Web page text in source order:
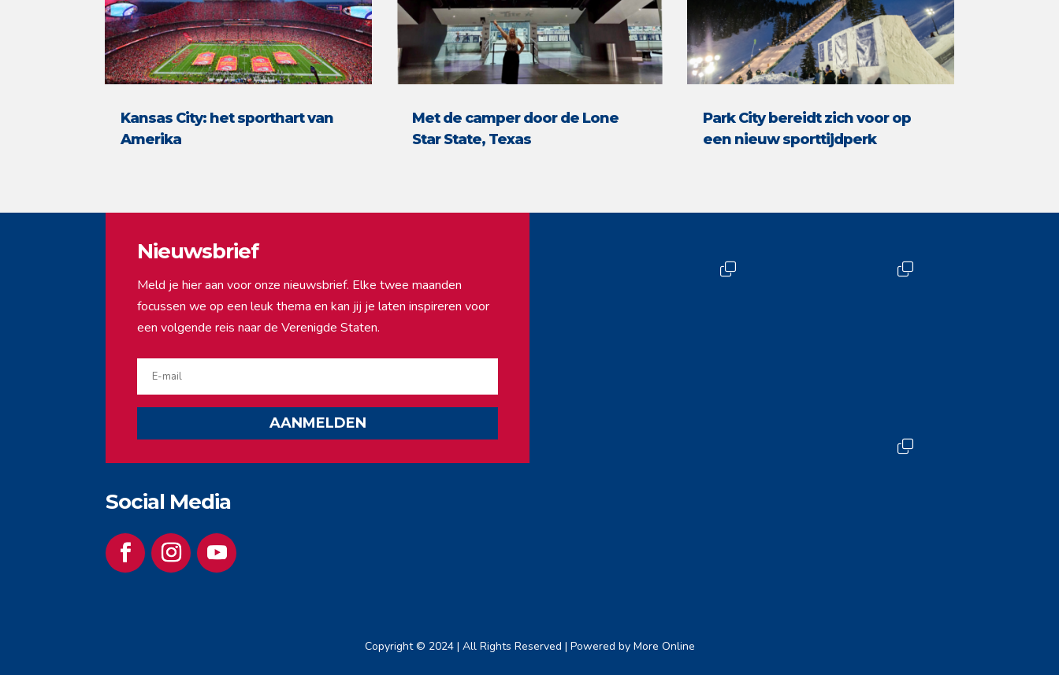
Kansas City: het sporthart van
Amerika
Met de camper door de Lone
Star State, Texas
Park City bereidt zich voor op
een nieuw sporttijdperk
Nieuwsbrief
Meld je hier aan voor onze nieuwsbrief. Elke twee maanden
focussen we op een leuk thema en kan jij je laten inspireren voor
een volgende reis naar de Verenigde Staten.
AANMELDEN
Social Media
Copyright © 2024 | All Rights Reserved | Powered by More Online